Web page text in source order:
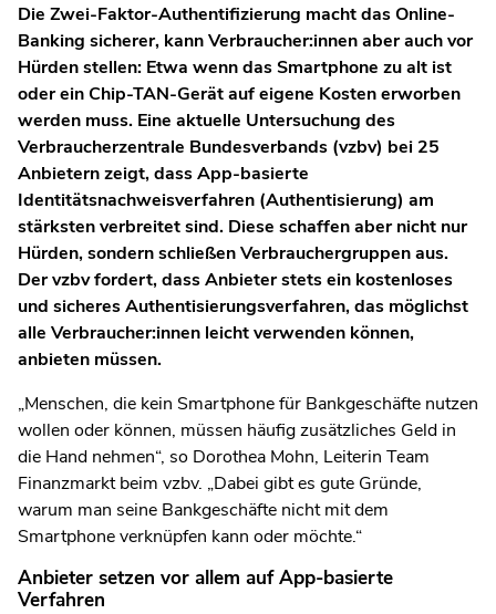
Die Zwei-Faktor-Authentifizierung macht das Online-
Banking sicherer, kann Verbraucher:innen aber auch vor
Hürden stellen: Etwa wenn das Smartphone zu alt ist
oder ein Chip-TAN-Gerät auf eigene Kosten erworben
werden muss. Eine aktuelle Untersuchung des
Verbraucherzentrale Bundesverbands (vzbv) bei 25
Anbietern zeigt, dass App-basierte
Identitätsnachweisverfahren (Authentisierung) am
stärksten verbreitet sind. Diese schaffen aber nicht nur
Hürden, sondern schließen Verbrauchergruppen aus.
Der vzbv fordert, dass Anbieter stets ein kostenloses
und sicheres Authentisierungsverfahren, das möglichst
alle Verbraucher:innen leicht verwenden können,
anbieten müssen.
„Menschen, die kein Smartphone für Bankgeschäfte nutzen
wollen oder können, müssen häufig zusätzliches Geld in
die Hand nehmen“, so Dorothea Mohn, Leiterin Team
Finanzmarkt beim vzbv. „Dabei gibt es gute Gründe,
warum man seine Bankgeschäfte nicht mit dem
Smartphone verknüpfen kann oder möchte.“
Anbieter setzen vor allem auf App-basierte
Verfahren